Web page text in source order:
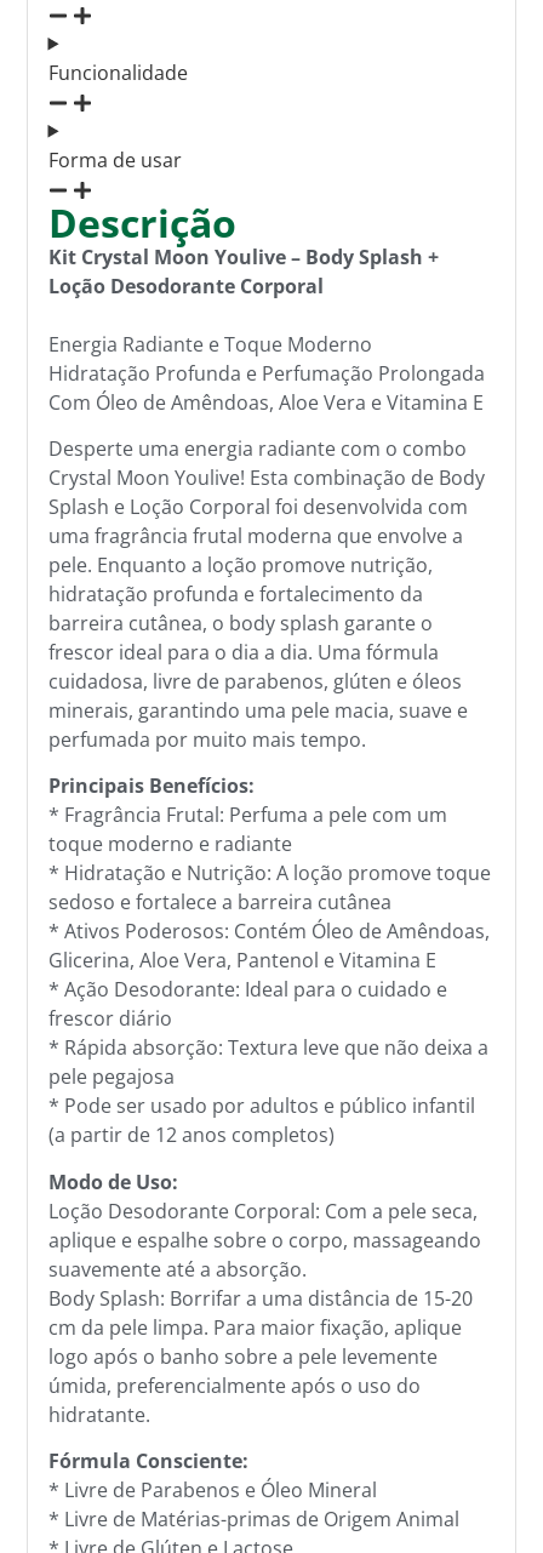
Funcionalidade
Forma de usar
Descrição
Kit Crystal Moon Youlive – Body Splash +
Loção Desodorante Corporal
Energia Radiante e Toque Moderno
Hidratação Profunda e Perfumação Prolongada
Com Óleo de Amêndoas, Aloe Vera e Vitamina E
Desperte uma energia radiante com o combo
Crystal Moon Youlive! Esta combinação de Body
Splash e Loção Corporal foi desenvolvida com
uma fragrância frutal moderna que envolve a
pele. Enquanto a loção promove nutrição,
hidratação profunda e fortalecimento da
barreira cutânea, o body splash garante o
frescor ideal para o dia a dia. Uma fórmula
cuidadosa, livre de parabenos, glúten e óleos
minerais, garantindo uma pele macia, suave e
perfumada por muito mais tempo.
Principais Benefícios:
* Fragrância Frutal: Perfuma a pele com um
toque moderno e radiante
* Hidratação e Nutrição: A loção promove toque
sedoso e fortalece a barreira cutânea
* Ativos Poderosos: Contém Óleo de Amêndoas,
Glicerina, Aloe Vera, Pantenol e Vitamina E
* Ação Desodorante: Ideal para o cuidado e
frescor diário
* Rápida absorção: Textura leve que não deixa a
pele pegajosa
* Pode ser usado por adultos e público infantil
(a partir de 12 anos completos)
Modo de Uso:
Loção Desodorante Corporal: Com a pele seca,
aplique e espalhe sobre o corpo, massageando
suavemente até a absorção.
Body Splash: Borrifar a uma distância de 15-20
cm da pele limpa. Para maior fixação, aplique
logo após o banho sobre a pele levemente
úmida, preferencialmente após o uso do
hidratante.
Fórmula Consciente:
* Livre de Parabenos e Óleo Mineral
* Livre de Matérias-primas de Origem Animal